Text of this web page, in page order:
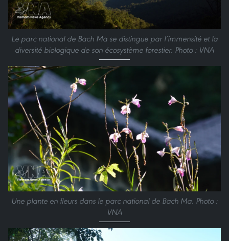
Le parc national de Bach Ma se distingue par l’immensité et la
diversité biologique de son écosystème forestier. Photo : VNA
Une plante en fleurs dans le parc national de Bach Ma. Photo :
VNA